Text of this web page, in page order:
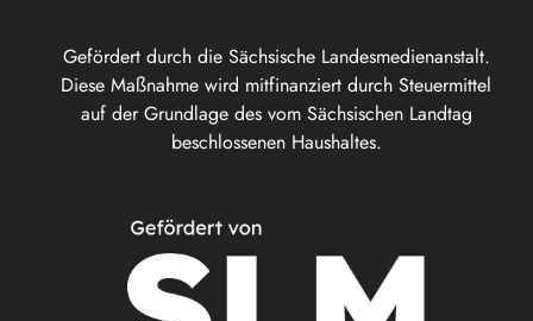
Gefördert durch die Sächsische Landesmedienanstalt.
Diese Maßnahme wird mitfinanziert durch Steuermittel
auf der Grundlage des vom Sächsischen Landtag
beschlossenen Haushaltes.